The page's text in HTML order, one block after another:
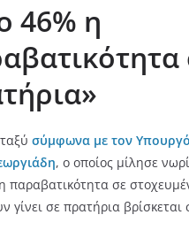
46% η
σύμφωνα με τον
, ο οποίος μίλησε
παραβατικότητα σε
γίνει σε πρατήρια βρίσκεται